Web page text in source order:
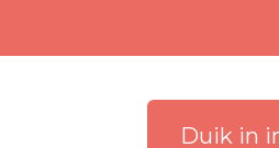
Duik in